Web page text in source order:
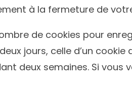
à la fermeture de
de cookies pour
jours, celle d’un cookie
deux semaines. Si